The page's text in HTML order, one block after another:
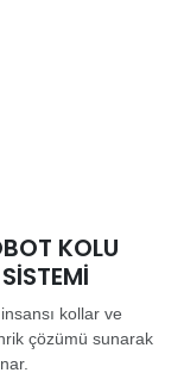
KOLU
kollar ve
çözümü sunarak